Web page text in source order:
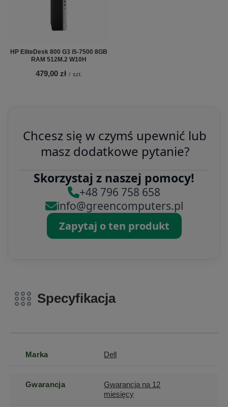
HP EliteDesk 800 G3 i5-7500 8GB
RAM 512M.2 W10H
479,00 zł / szt.
Chcesz się w czymś upewnić lub
masz dodatkowe pytanie?
Skorzystaj z naszej pomocy!
+48 796 758 658
info@greencomputers.pl
Zapytaj o ten produkt
Specyfikacja
Marka Dell
Gwarancja
Gwarancja na 12
miesięcy